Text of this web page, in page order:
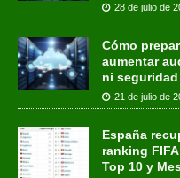
28 de julio de
Cómo
aumentar
ni seguridad
21 de julio de
España
ranking
Top 10 y